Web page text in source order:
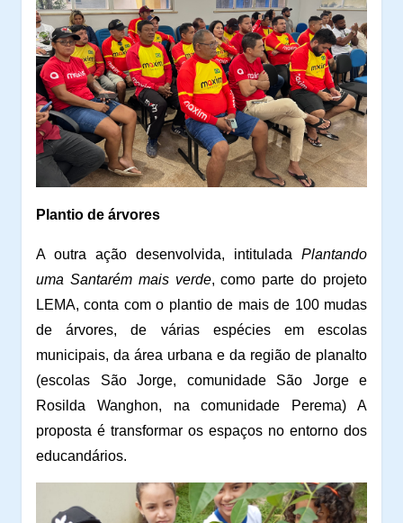
Plantio de árvores
A outra ação desenvolvida, intitulada Plantando
uma Santarém mais verde, como parte do projeto
LEMA,conta com o plantio de mais de 100 mudas
de árvores, de várias espécies em escolas
municipais, da área urbana e da região de planalto
(escolas São Jorge, comunidade São Jorge e
Rosilda Wanghon, na comunidade Perema)
A
proposta é transformar os espaços no entorno dos
educandários.